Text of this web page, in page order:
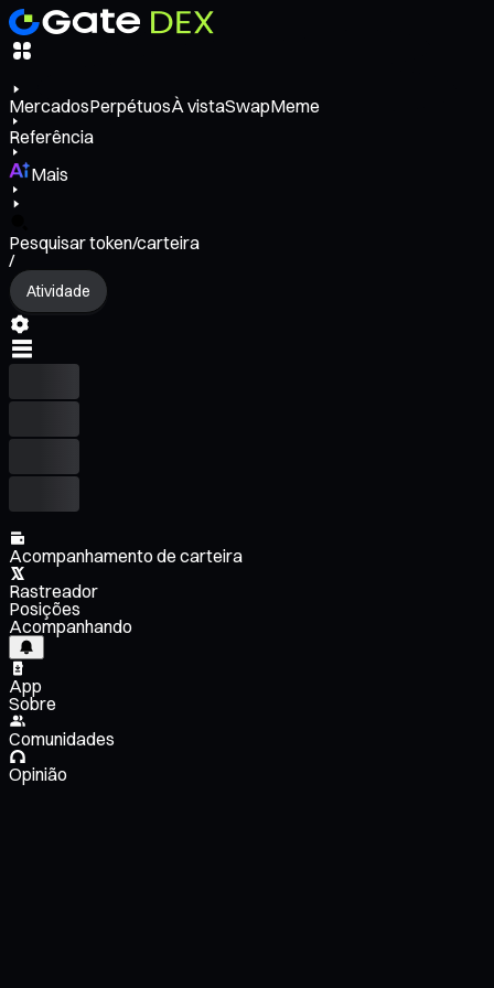
MercadosPerpétuosÀ vistaSwapMeme
Referência
Mais
Pesquisar token/carteira
/
Atividade
Acompanhamento de carteira
Rastreador
Posições
Acompanhando
App
Sobre
Comunidades
Opinião